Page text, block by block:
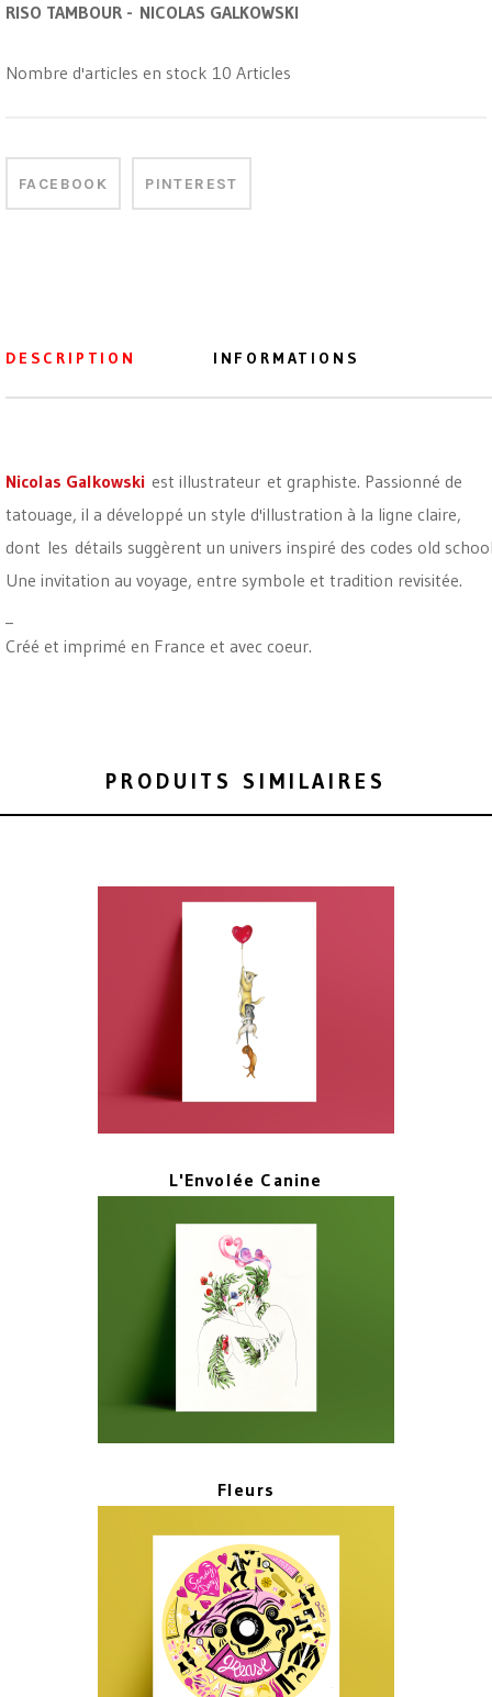
RISO TAMBOUR - NICOLAS GALKOWSKI
Nombre d'articles en stock 10 Articles
FACEBOOK PINTEREST
DESCRIPTION INFORMATIONS
Nicolas Galkowski est illustrateur et graphiste. Passionné de
tatouage, il a développé un style d'illustration à la ligne claire,
dont les détails suggèrent un univers inspiré des codes old
Une invitation au voyage, entre symbole et tradition revisitée.
Créé et imprimé en France et avec coeur.
PRODUITS SIMILAIRES
L'Envolée Canine
Fleurs